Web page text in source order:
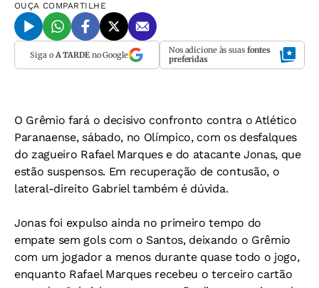
OUÇA COMPARTILHE
Siga o A TARDEno Google Nos adicione às suas fontes
preferidas
O Grêmio fará o decisivo confronto contra o Atlético
Paranaense, sábado, no Olímpico, com os desfalques
do zagueiro Rafael Marques e do atacante Jonas, que
estão suspensos. Em recuperação de contusão, o
lateral-direito Gabriel também é dúvida.
Jonas foi expulso ainda no primeiro tempo do
empate sem gols com o Santos, deixando o Grêmio
com um jogador a menos durante quase todo o jogo,
enquanto Rafael Marques recebeu o terceiro cartão